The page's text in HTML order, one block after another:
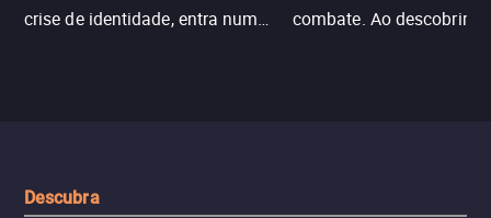
crise de identidade, entra num
combate. Ao descobrir a
Descubra